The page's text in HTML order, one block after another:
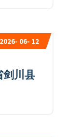
2026- 06- 12
剑川县